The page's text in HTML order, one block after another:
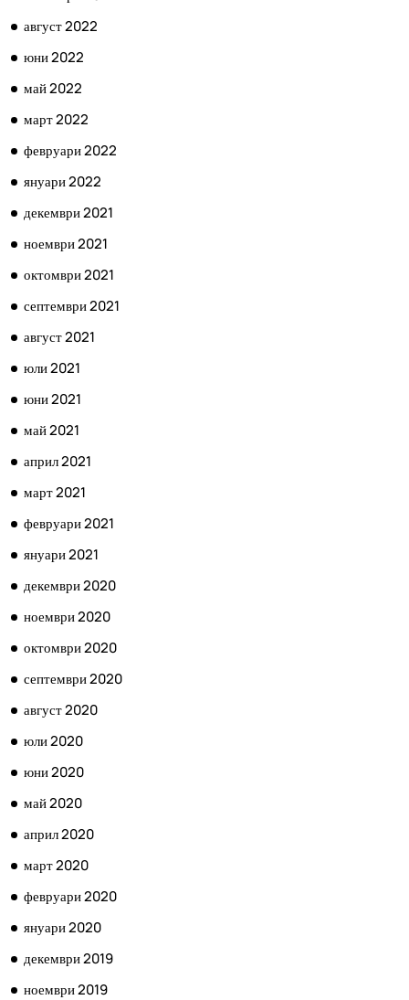
август 2022
юни 2022
май 2022
март 2022
февруари 2022
януари 2022
декември 2021
ноември 2021
октомври 2021
септември 2021
август 2021
юли 2021
юни 2021
май 2021
април 2021
март 2021
февруари 2021
януари 2021
декември 2020
ноември 2020
октомври 2020
септември 2020
август 2020
юли 2020
юни 2020
май 2020
април 2020
март 2020
февруари 2020
януари 2020
декември 2019
ноември 2019